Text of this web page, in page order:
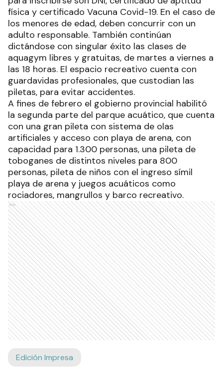
física y certificado Vacuna Covid-19. En el caso de
los menores de edad, deben concurrir con un
adulto responsable. También continúan
dictándose con singular éxito las clases de
aquagym libres y gratuitas, de martes a viernes a
las 18 horas. El espacio recreativo cuenta con
guardavidas profesionales, que custodian las
piletas, para evitar accidentes.
A fines de febrero el gobierno provincial habilitó
la segunda parte del parque acuático, que cuenta
con una gran pileta con sistema de olas
artificiales y acceso con playa de arena, con
capacidad para 1.300 personas, una pileta de
toboganes de distintos niveles para 800
personas, pileta de niños con el ingreso símil
playa de arena y juegos acuáticos como
rociadores, mangrullos y barco recreativo.
Ads
Edición Impresa